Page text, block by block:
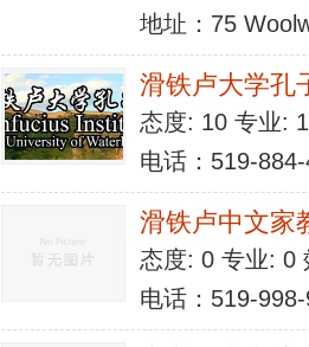
地址：75
滑铁卢大学孔
态度: 10 专业:
电话：519-
滑铁卢中文家
态度: 0 专业: 0
电话：519-